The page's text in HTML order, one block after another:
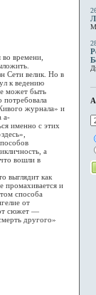
времени,
Сети велик. Но в
к ведению
может быть
журнала» и
а-
именно с этих
а
вошли в
выглядит как
промахивается и
способа
от
сюжет —
другого»